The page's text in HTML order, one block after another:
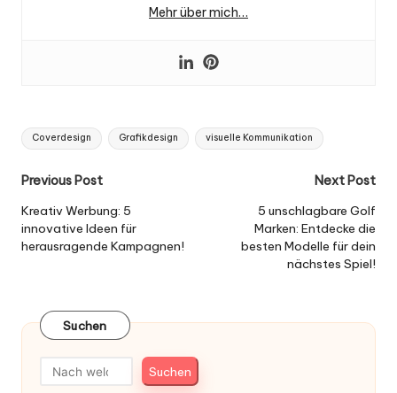
Mehr über mich…
Tags:
Coverdesign Grafikdesign visuelle Kommunikation
Post
navigation
Previous Post
Kreativ Werbung: 5
innovative Ideen für
herausragende Kampagnen!
Next Post
5 unschlagbare Golf
Marken: Entdecke die
besten Modelle für dein
nächstes Spiel!
Suchen
Suchen